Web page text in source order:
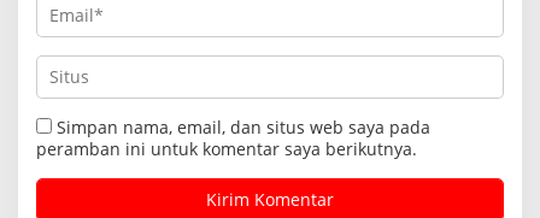
Simpan nama, email, dan situs web saya pada
peramban ini untuk komentar saya berikutnya.